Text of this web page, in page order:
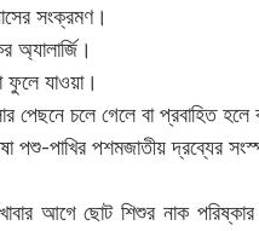
সংক্রমণ।
অ্যালার্জি।
যাওয়া।
পেছনে চলে গেলে বা প্রবাহিত হলে
পশু-পাখির পশমজাতীয় দ্রব্যের
খাবার আগে ছোট শিশুর নাক